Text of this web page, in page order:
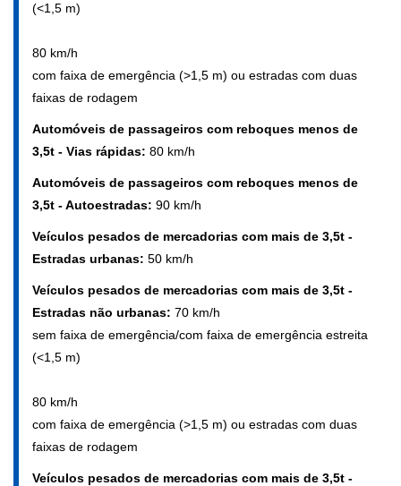
(<1,5 m)
80 km/h
com faixa de emergência (>1,5 m) ou estradas com duas
faixas de rodagem
Automóveis de passageiros com reboques menos de
3,5t - Vias rápidas: 80 km/h
Automóveis de passageiros com reboques menos de
3,5t - Autoestradas: 90 km/h
Veículos pesados de mercadorias com mais de 3,5t -
Estradas urbanas: 50 km/h
Veículos pesados de mercadorias com mais de 3,5t -
Estradas não urbanas: 70 km/h
sem faixa de emergência/com faixa de emergência estreita
(<1,5 m)
80 km/h
com faixa de emergência (>1,5 m) ou estradas com duas
faixas de rodagem
Veículos pesados de mercadorias com mais de 3,5t -